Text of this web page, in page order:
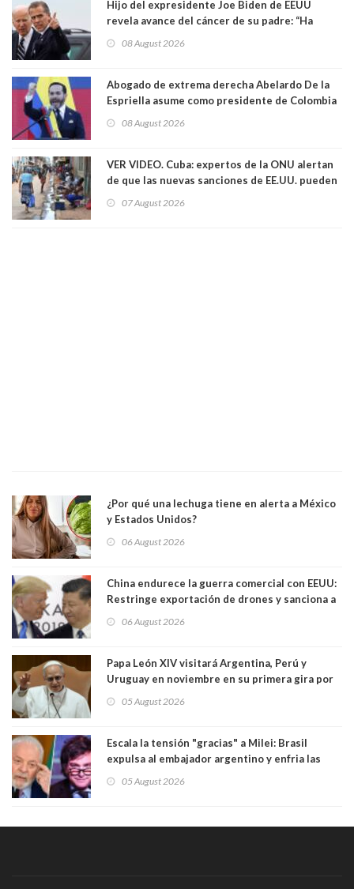
Hijo del expresidente Joe Biden de EEUU
revela avance del cáncer de su padre: “Ha
08 August 2026
Abogado de extrema derecha Abelardo De la
Espriella asume como presidente de Colombia
08 August 2026
VER VIDEO. Cuba: expertos de la ONU alertan
de que las nuevas sanciones de EE.UU. pueden
07 August 2026
¿Por qué una lechuga tiene en alerta a México
y Estados Unidos?
06 August 2026
China endurece la guerra comercial con EEUU:
Restringe exportación de drones y sanciona a
06 August 2026
Papa León XIV visitará Argentina, Perú y
Uruguay en noviembre en su primera gira por
05 August 2026
Escala la tensión "gracias" a Milei: Brasil
expulsa al embajador argentino y enfria las
trasandino
05 August 2026